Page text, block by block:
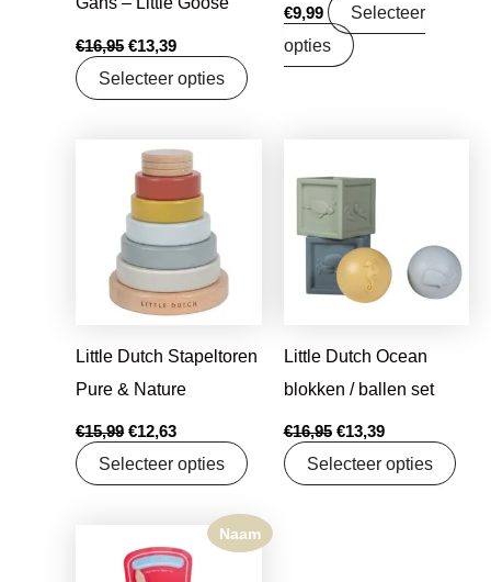
€16,95 €13,39
Selecteer opties
€9,99
Selecteer
opties
Little Dutch Stapeltoren
Pure & Nature
€15,99
Oorspronkelijke
prijs
was:
€15,99.
€12,63
Huidige
prijs
€12,63.
Selecteer opties
Little Dutch Ocean
blokken / ballen set
€16,95
was:
€16,95.
€13,39
Selecteer opties
Naam